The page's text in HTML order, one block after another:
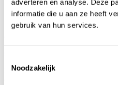
adverteren en analyse. Deze
informatie die u aan ze heeft
gebruik van hun services.
Noodzakelijk
per stuk